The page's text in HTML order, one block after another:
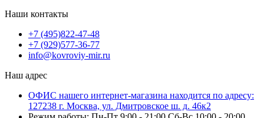
Наши контакты
+7 (495)822-47-48
+7 (929)577-36-77
info@kovroviy-mir.ru
Наш адрес
ОФИС нашего интернет-магазина находится по адресу:
127238 г. Москва, ул. Дмитровское ш. д. 46к2